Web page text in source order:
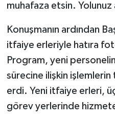
muhafaza etsin. Yolunuz
Konuşmanın ardından
itfaiye erleriyle hatıra
Program, yeni
sürecine ilişkin işlemlerin
erdi. Yeni itfaiye erleri,
görev yerlerinde